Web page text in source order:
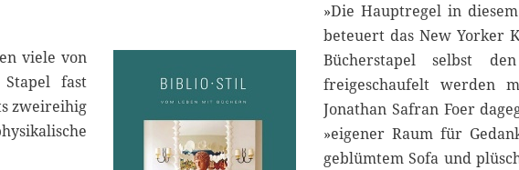
r
2
2
0
viele von
fast
zweireihig
»Die Hauptregel in
beteuert das New Yorker
Bücherstapel selbst
freigeschaufelt werden
Jonathan Safran Foer
»eigener Raum für
geblümtem Sofa und